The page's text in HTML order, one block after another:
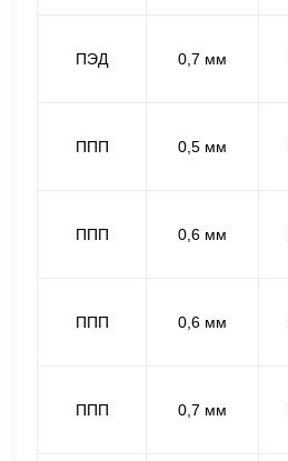
ПЭД 0,7 мм
ППП 0,5 мм
ППП 0,6 мм
ППП 0,6 мм
ППП 0,7 мм